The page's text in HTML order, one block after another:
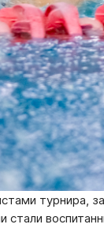
турнира,
стали